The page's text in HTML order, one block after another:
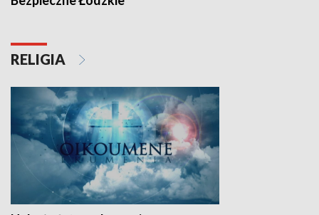
RELIGIA